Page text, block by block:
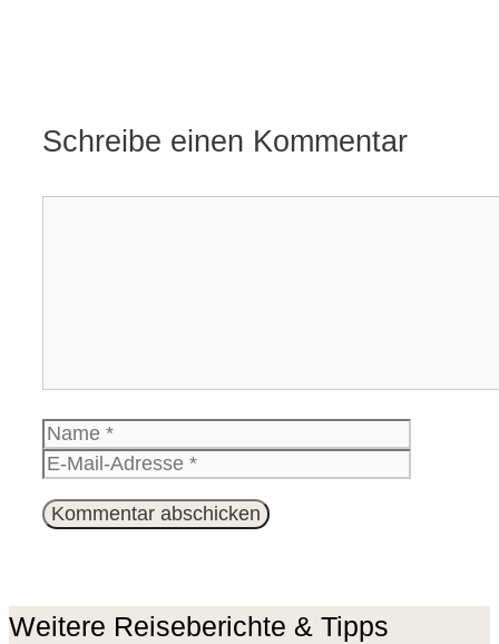
Schreibe einen Kommentar
Name
Weitere Reiseberichte & Tipps